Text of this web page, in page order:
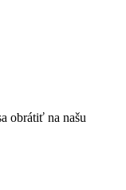
obrátiť na našu